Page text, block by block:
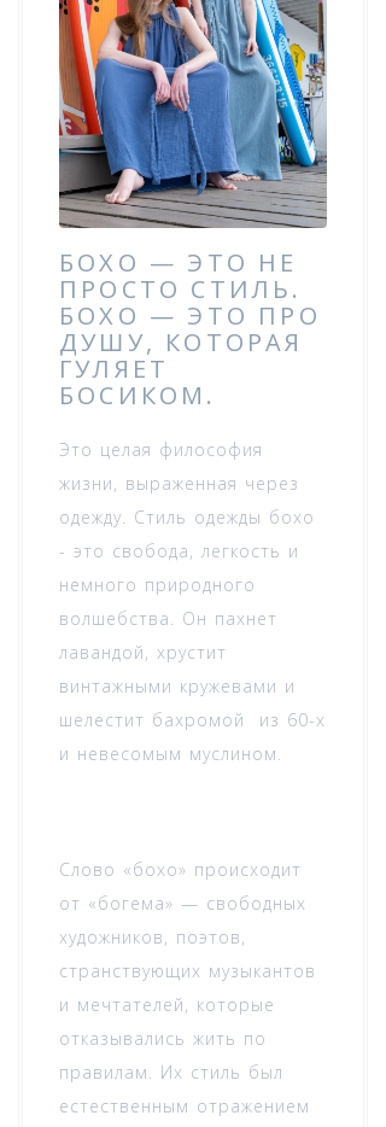
БОХО — ЭТО НЕ
ПРОСТО СТИЛЬ.
БОХО — ЭТО ПРО
ДУШУ, КОТОРАЯ
ГУЛЯЕТ
БОСИКОМ.
Это целая философия
жизни, выраженная через
одежду. Стиль одежды бохо
- это свобода, легкость и
немного природного
волшебства. Он пахнет
лавандой, хрустит
винтажными кружевами и
шелестит бахромой из 60-х
и невесомым муслином.
Слово «бохо» происходит
от «богема» — свободных
художников, поэтов,
странствующих музыкантов
и мечтателей, которые
отказывались жить по
правилам. Их стиль был
естественным отражением